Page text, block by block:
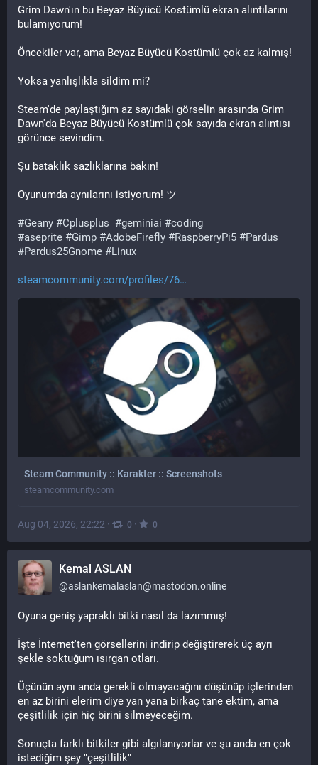
Grim Dawn'ın bu Beyaz Büyücü Kostümlü ekran alıntılarını
bulamıyorum!
Öncekiler var, ama Beyaz Büyücü Kostümlü çok az kalmış!
Yoksa yanlışlıkla sildim mi?
Steam'de paylaştığım az sayıdaki görselin arasında Grim
Dawn'da Beyaz Büyücü Kostümlü çok sayıda ekran alıntısı
görünce sevindim.
Şu bataklık sazlıklarına bakın!
Oyunumda aynılarını istiyorum! ツ
#Geany #Cplusplus #geminiai #coding
#aseprite #Gimp #AdobeFirefly #RaspberryPi5 #Pardus
#Pardus25Gnome #Linux
steamcommunity.com/profiles/76
Steam Community :: Karakter :: Screenshots
steamcommunity.com
Aug 04, 2026, 22:22 · 0 · 0
Kemal ASLAN
@aslankemalaslan@mastodon.online
Oyuna geniş yapraklı bitki nasıl da lazımmış!
İşte İnternet'ten görsellerini indirip değiştirerek üç ayrı
şekle soktuğum ısırgan otları.
Üçünün aynı anda gerekli olmayacağını düşünüp içlerinden
en az birini elerim diye yan yana birkaç tane ektim, ama
çeşitlilik için hiç birini silmeyeceğim.
Sonuçta farklı bitkiler gibi algılanıyorlar ve şu anda en çok
istediğim şey "çeşitlilik"